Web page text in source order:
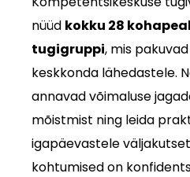
nüüd kokku 28
tugigruppi, mis
keskkonda lähedastele.
annavad võimaluse
mõistmist ning leida
igapäevastele
kohtumised on